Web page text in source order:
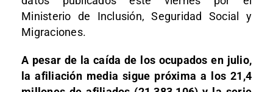
Ministerio de Inclusión, Seguridad Social y
Migraciones.
A pesar de la caída de los ocupados en julio,
la afiliación media sigue próxima a los 21,4